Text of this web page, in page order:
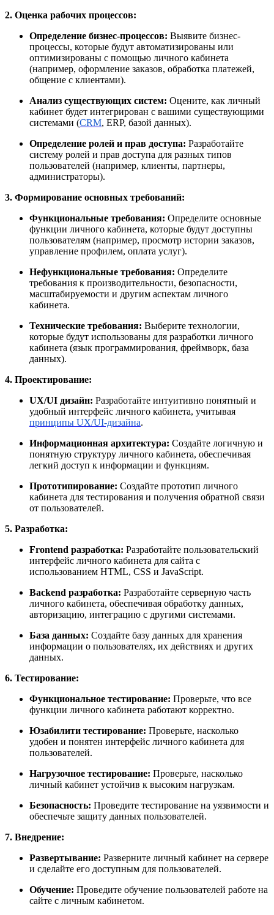
2. Оценка рабочих процессов:
Определение бизнес-процессов: Выявите бизнес-
процессы, которые будут автоматизированы или
оптимизированы с помощью личного кабинета
(например, оформление заказов, обработка платежей,
общение с клиентами).
Анализ существующих систем: Оцените, как личный
кабинет будет интегрирован с вашими существующими
системами (CRM, ERP, базой данных).
Определение ролей и прав доступа: Разработайте
систему ролей и прав доступа для разных типов
пользователей (например, клиенты, партнеры,
администраторы).
3. Формирование основных требований:
Функциональные требования: Определите основные
функции личного кабинета, которые будут доступны
пользователям (например, просмотр истории заказов,
управление профилем, оплата услуг).
Нефункциональные требования: Определите
требования к производительности, безопасности,
масштабируемости и другим аспектам личного
кабинета.
Технические требования: Выберите технологии,
которые будут использованы для разработки личного
кабинета (язык программирования, фреймворк, база
данных).
4. Проектирование:
UX/UI дизайн: Разработайте интуитивно понятный и
удобный интерфейс личного кабинета, учитывая
принципы UX/UI-дизайна.
Информационная архитектура: Создайте логичную и
понятную структуру личного кабинета, обеспечивая
легкий доступ к информации и функциям.
Прототипирование: Создайте прототип личного
кабинета для тестирования и получения обратной связи
от пользователей.
5. Разработка:
Frontend разработка: Разработайте пользовательский
интерфейс личного кабинета для сайта с
использованием HTML, CSS и JavaScript.
Backend разработка: Разработайте серверную часть
личного кабинета, обеспечивая обработку данных,
авторизацию, интеграцию с другими системами.
База данных: Создайте базу данных для хранения
информации о пользователях, их действиях и других
данных.
6. Тестирование:
Функциональное тестирование: Проверьте, что все
функции личного кабинета работают корректно.
Юзабилити тестирование: Проверьте, насколько
удобен и понятен интерфейс личного кабинета для
пользователей.
Нагрузочное тестирование: Проверьте, насколько
личный кабинет устойчив к высоким нагрузкам.
Безопасность: Проведите тестирование на уязвимости и
обеспечьте защиту данных пользователей.
7. Внедрение:
Развертывание: Разверните личный кабинет на сервере
и сделайте его доступным для пользователей.
Обучение: Проведите обучение пользователей работе на
сайте с личным кабинетом.